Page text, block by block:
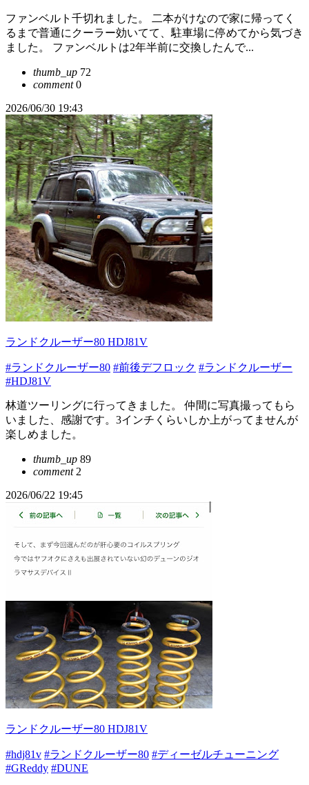
ファンベルト千切れました。 二本がけなので家に帰ってく
るまで普通にクーラー効いてて、駐車場に停めてから気づき
ました。 ファンベルトは2年半前に交換したんで...
thumb_up 72
comment0
2026/06/30 19:43
ランドクルーザー80 HDJ81V
#ランドクルーザー80 #前後デフロック #ランドクルーザー
#HDJ81V
林道ツーリングに行ってきました。 仲間に写真撮ってもら
いました、感謝です。3インチくらいしか上がってませんが
楽しめました。
thumb_up 89
comment2
2026/06/22 19:45
ランドクルーザー80 HDJ81V
#hdj81v #ランドクルーザー80 #ディーゼルチューニング
#GReddy #DUNE